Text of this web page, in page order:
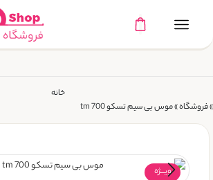
خانه
»فروشگاه»موس بی سیم تسکو tm 700
ویـــژه